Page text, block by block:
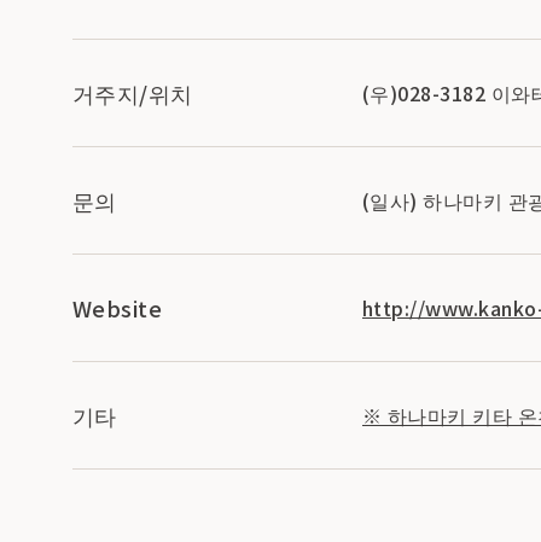
거주지/위치 (우)028-3182 이와
문의 (일사) 하나마키 관
Website http://
기타 ※ 하나마키 키타